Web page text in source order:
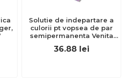
Solutie de indepartare a
culorii pt vopsea de par
semipermanenta Venita
15 ml
36.88 lei